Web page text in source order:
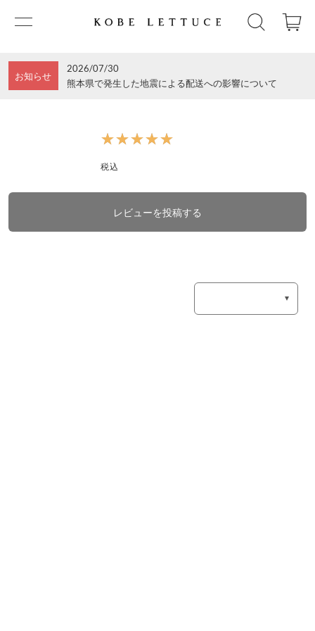
お知らせ
2026/07/30
熊本県で発生した地震による配送への影響について
★★★★★
★★★★★
税込
レビューを投稿する